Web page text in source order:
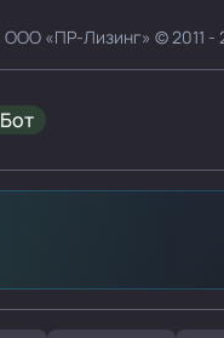
ООО «ПР-Лизинг» © 2011 -
Бот